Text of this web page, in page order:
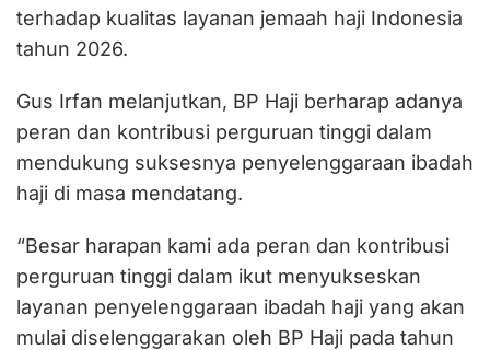
terhadap kualitas layanan jemaah haji Indonesia
tahun 2026.
Gus Irfan melanjutkan, BP Haji berharap adanya
peran dan kontribusi perguruan tinggi dalam
mendukung suksesnya penyelenggaraan ibadah
haji di masa mendatang.
“Besar harapan kami ada peran dan kontribusi
perguruan tinggi dalam ikut menyukseskan
layanan penyelenggaraan ibadah haji yang akan
mulai diselenggarakan oleh BP Haji pada tahun